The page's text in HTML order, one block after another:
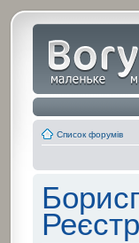
Список форумів